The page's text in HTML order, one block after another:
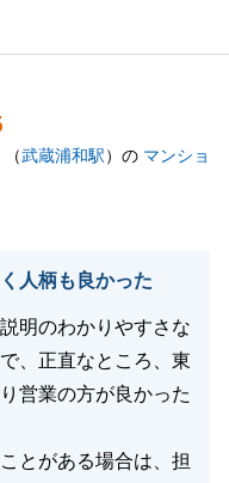
ございましたらいつ
しくお願い致しま
（武蔵浦和駅）の マンショ
人柄も良かった
明のわかりやすさな
、正直なところ、東
営業の方が良かった
とがある場合は、担